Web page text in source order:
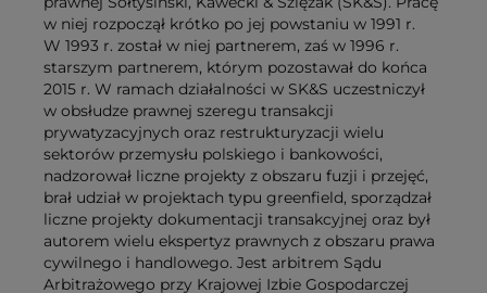
w niej rozpoczął krótko po jej powstaniu w 1991 r.
W 1993 r. został w niej partnerem, zaś w 1996 r.
starszym partnerem, którym pozostawał do końca
2015 r. W ramach działalności w SK&S uczestniczył
w obsłudze prawnej szeregu transakcji
prywatyzacyjnych oraz restrukturyzacji wielu
sektorów przemysłu polskiego i bankowości,
nadzorował liczne projekty z obszaru fuzji i przejęć,
brał udział w projektach typu greenfield, sporządzał
liczne projekty dokumentacji transakcyjnej oraz był
autorem wielu ekspertyz prawnych z obszaru prawa
cywilnego i handlowego. Jest arbitrem Sądu
Arbitrażowego przy Krajowej Izbie Gospodarczej